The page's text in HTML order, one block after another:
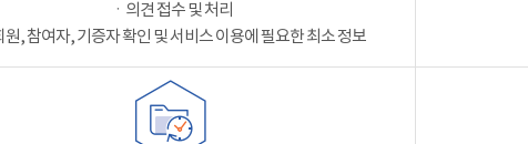
ㆍ의견 접수 및 처리
원, 참여자, 기증자 확인 및 서비스 이용에 필요한 최소 정보